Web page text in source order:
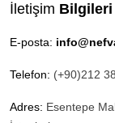
İletişim Bilgileri
E-posta:
Telefon: (+90)212
Adres: Esentepe